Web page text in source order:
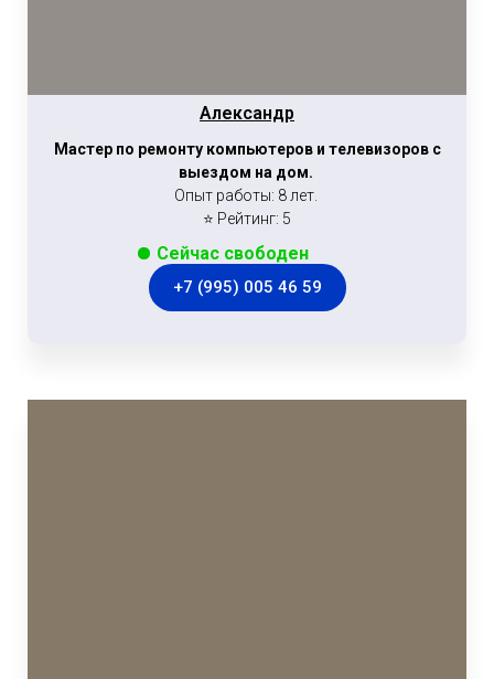
Александр
Мастер по ремонту компьютеров и телевизоров с
выездом на дом.
Опыт работы: 8 лет.
⭐ Рейтинг: 5
Сейчас свободен
+7 (995) 005 46 59